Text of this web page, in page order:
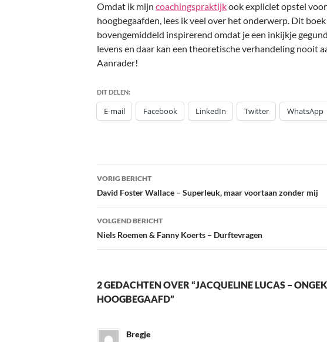
Omdat ik mijn coachingspraktijkook expliciet opstel voor
hoogbegaafden, lees ik veel over het onderwerp. Dit
bovengemiddeld inspirerend omdat je een inkijkje
levens en daar kan een theoretische verhandeling nooit
Aanrader!
DIT DELEN:
E-mail Facebook LinkedIn Twitter WhatsApp
Bericht
navigatie
VORIG BERICHT
David Foster Wallace – Superleuk, maar voortaan zonder mij
VOLGEND BERICHT
Niels Roemen & Fanny Koerts – Durftevragen
2 GEDACHTEN OVER “JACQUELINE LUCAS –
HOOGBEGAAFD”
Bregje